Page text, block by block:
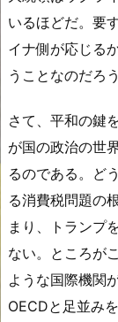
いるほどだ。要
イナ側が応じる
うことなのだろう
さて、平和の鍵
が国の政治の世
るのである。ど
る消費税問題の
まり、トランプ
ない。ところが
ような国際機関
OECDと足並み